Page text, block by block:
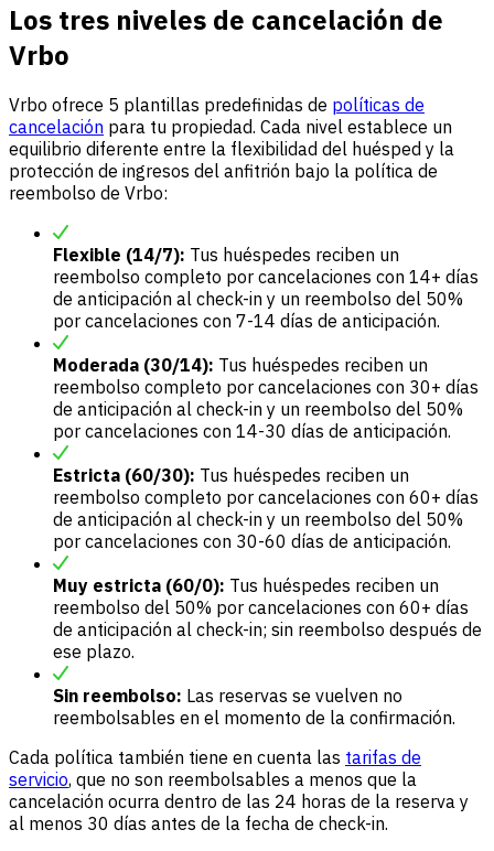
Los tres niveles de cancelación de
Vrbo
Vrbo ofrece 5 plantillas predefinidas de políticas de
cancelación para tu propiedad. Cada nivel establece un
equilibrio diferente entre la flexibilidad del huésped y la
protección de ingresos del anfitrión bajo la política de
reembolso de Vrbo:
Flexible (14/7): Tus huéspedes reciben un
reembolso completo por cancelaciones con 14+ días
de anticipación al check-in y un reembolso del 50%
por cancelaciones con 7-14 días de anticipación.
Moderada (30/14): Tus huéspedes reciben un
reembolso completo por cancelaciones con 30+ días
de anticipación al check-in y un reembolso del 50%
por cancelaciones con 14-30 días de anticipación.
Estricta (60/30): Tus huéspedes reciben un
reembolso completo por cancelaciones con 60+ días
de anticipación al check-in y un reembolso del 50%
por cancelaciones con 30-60 días de anticipación.
Muy estricta (60/0): Tus huéspedes reciben un
reembolso del 50% por cancelaciones con 60+ días
de anticipación al check-in; sin reembolso después de
ese plazo.
Sin reembolso: Las reservas se vuelven no
reembolsables en el momento de la confirmación.
Cada política también tiene en cuenta las tarifas de
servicio, que no son reembolsables a menos que la
cancelación ocurra dentro de las 24 horas de la reserva y
al menos 30 días antes de la fecha de check-in.